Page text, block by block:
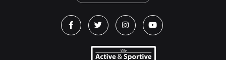
Lien vers le compte Facebook
Lien vers le compte Twitter
Lien vers le compte
Lien vers la chaîne